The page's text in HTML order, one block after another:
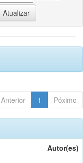
Anterior 1 Póximo
Autor(es)